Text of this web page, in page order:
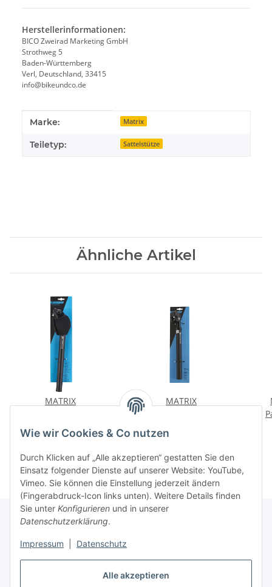
Alle akzeptieren
Wie wir Cookies & Co nutzen
Durch Klicken auf „Alle akzeptieren“ gestatten Sie den
Einsatz folgender Dienste auf unserer Website: YouTube,
Vimeo. Sie können die Einstellung jederzeit ändern
(Fingerabdruck-Icon links unten). Weitere Details finden
Sie unter Konfigurieren und in unserer
Datenschutzerklärung.
Impressum Datenschutz
Herstellerinformationen:
BICO Zweirad Marketing GmbH
Strothweg 5
Baden-Württemberg
Verl, Deutschland, 33415
info@bikeundco.de
Produkteigenschaft
Wert
Marke: Matrix
Teiletyp: Sattelstütze
Ähnliche Artikel
MATRIX
Parallelogramm PL100
27,2mm Schwarz 90kg
Alu Komfort
46,16 €
MATRIX
Federsattelstütze SP26
bis 65kg Fahrrad
Sattelstütze
Informationen
Gesetzliche Informationen